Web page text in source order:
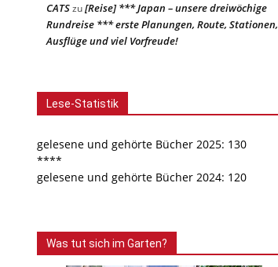
CATSzu[Reise] *** Japan – unsere dreiwöchige
Rundreise *** erste Planungen, Route, Stationen,
Ausflüge und viel Vorfreude!
Lese-Statistik
gelesene und gehörte Bücher 2025: 130
****
gelesene und gehörte Bücher 2024: 120
Was tut sich im Garten?